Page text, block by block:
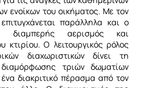
ενοίκων του οικήματος. Με τον
παράλληλα και ο
διαμπερής αερισμός και
κτιρίου. Ο λειτουργικός ρόλος
διαχωριστικών δίνει τη
διαμόρφωσης τριών δωματίων
διακριτικό πέρασμα από τον